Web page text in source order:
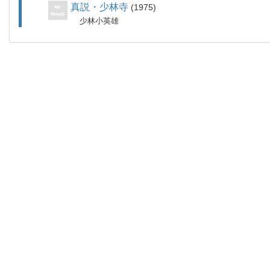
真説・少林寺 1975
少林小英雄